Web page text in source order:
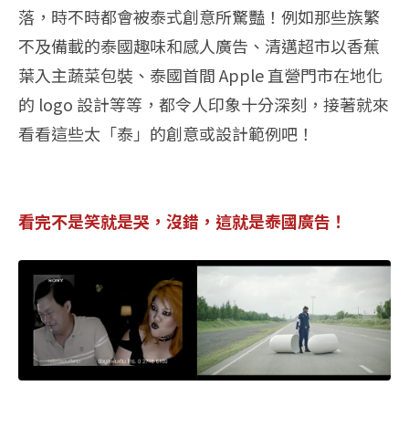
落，時不時都會被泰式創意所驚豔！例如那些族繁
不及備載的泰國趣味和感人廣告、清邁超市以香蕉
葉入主蔬菜包裝、泰國首間 Apple 直營門市在地化
的 logo 設計等等，都令人印象十分深刻，接著就來
看看這些太「泰」的創意或設計範例吧！
看完不是笑就是哭，沒錯，這就是泰國廣告！